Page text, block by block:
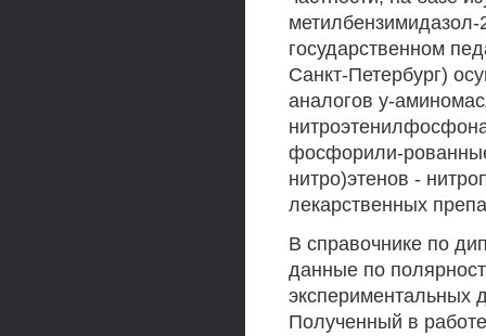
метилбензимидазол-
государственном
Санкт-Петербург)
аналогов у-
фосфорили-
нитро)этенов -
лекарственных
В справочнике по
данные по
экспериментальных
Полученный в